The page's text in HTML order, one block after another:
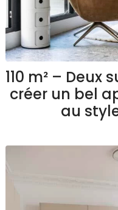
110 m² –
créer un bel
au